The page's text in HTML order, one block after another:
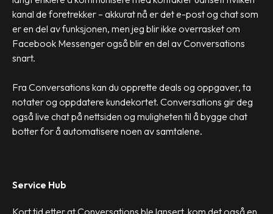
kanal de foretrekker – akkurat nå er det e-post og chat som
er en del av funksjonen, men jeg blir ikke overrasket om
Facebook Messenger også blir en del av Conversations
snart.
Fra Conversations kan du opprette deals og oppgaver, ta
notater og oppdatere kundekortet. Conversations gir deg
også live chat på nettsiden og muligheten til å bygge chat
botter for å automatisere noen av samtalene.
Service Hub
Kort tid etter at Conversations ble lansert, kom det også en